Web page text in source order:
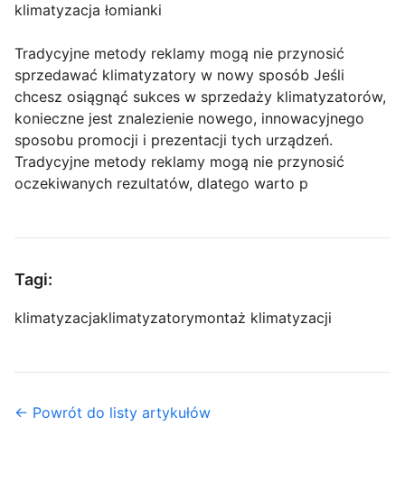
klimatyzacja łomianki
Tradycyjne metody reklamy mogą nie przynosić
sprzedawać klimatyzatory w nowy sposób Jeśli
chcesz osiągnąć sukces w sprzedaży klimatyzatorów,
konieczne jest znalezienie nowego, innowacyjnego
sposobu promocji i prezentacji tych urządzeń.
Tradycyjne metody reklamy mogą nie przynosić
oczekiwanych rezultatów, dlatego warto p
Tagi:
klimatyzacjaklimatyzatorymontaż klimatyzacji
← Powrót do listy artykułów